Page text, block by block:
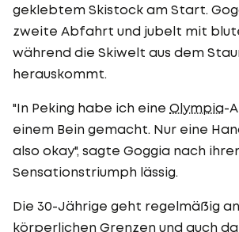
geklebtem Skistock am Start.
zweite Abfahrt und jubelt mit
während die Skiwelt aus dem
herauskommt.
"In Peking habe ich eine Olympia-
einem Bein gemacht. Nur eine
also okay", sagte Goggia nach
Sensationstriumph lässig.
Die 30-Jährige geht regelmäßig
körperlichen Grenzen und auch